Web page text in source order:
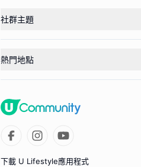
社群主題
熱門地點
下載 U Lifestyle應用程式